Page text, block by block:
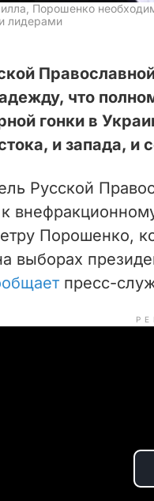
Порошенко
лидерами
что
гонки в
и запада, и
Русской
Порошенко,
выборах
пресс-